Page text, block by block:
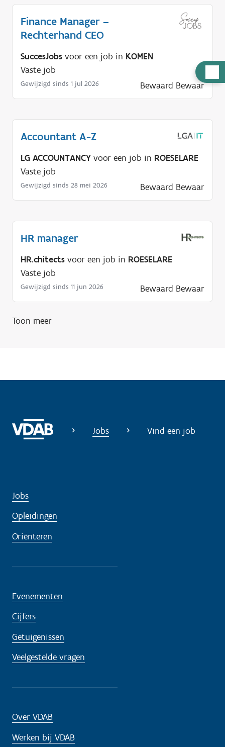
u
l
o
?
Finance Manager –
Rechterhand CEO
SuccesJobs voor een job in KOMEN
Vaste job
Gewijzigd sinds 1 jul 2026 Bewaard Bewaar
Accountant A-Z
LG ACCOUNTANCY voor een job in ROESELARE
Vaste job
Gewijzigd sinds 28 mei 2026 Bewaard Bewaar
HR manager
HR.chitects voor een job in ROESELARE
Vaste job
Gewijzigd sinds 11 jun 2026 Bewaard Bewaar
Toon meer
Jobs Vind een job
Jobs
Opleidingen
Oriënteren
Evenementen
Cijfers
Getuigenissen
Veelgestelde vragen
Over VDAB
Werken bij VDAB